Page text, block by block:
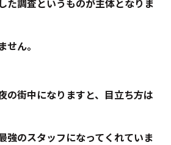
た調査というものが主体となりま
せん。
の街中になりますと、目立ち方は
強のスタッフになってくれていま